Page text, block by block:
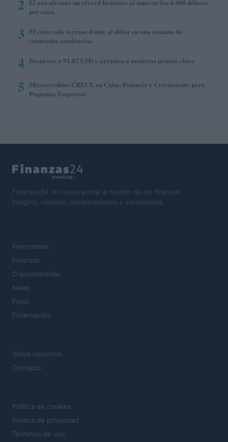
2 El oro alcanza un récord histórico al superar los 4.400 dólares
por onza
3 El euro cede terreno frente al dólar en una semana de
contrastes cambiarios
4 Brent cae a 91.82 USD y arrastra a materias primas clave
5 Microcréditos CRECE en Cuba: Potencia y Crecimiento para
Pequeñas Empresas
Finanzas24, el nuevo portal al mundo de las finanzas.
Insights, noticias, comparaciones y estadísticas.
Inversiones
Finanzas
Criptomonedas
News
Fisco
Financiación
Sobre nosotros
Contacto
Política de cookies
Política de privacidad
Términos de uso